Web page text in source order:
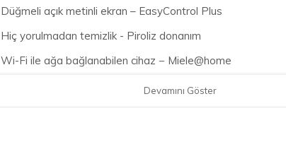
Düğmeli açık metinli ekran – EasyControl Plus
Hiç yorulmadan temizlik - Piroliz donanım
Wi-Fi ile ağa bağlanabilen cihaz − Miele@home
Çok kolay bir şekilde mükemmel sonuç - otomatik
Çıtır ve gevrek – AirFry programı
Devamını Göster